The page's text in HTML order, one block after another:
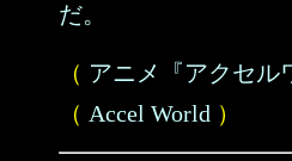
だ。
（ アニメ『アクセル
（ Accel World ）